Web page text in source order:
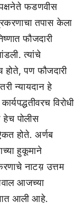
फडणवीस
तपास केला
फौजदारी
त्यांचे
होते, पण फौजदारी
न्यायदान हे
विरोधी
हेच पोलीस
होते. अर्णब
हुकूमाने
नाटय़ उत्तम
आजच्या
आली आहे.